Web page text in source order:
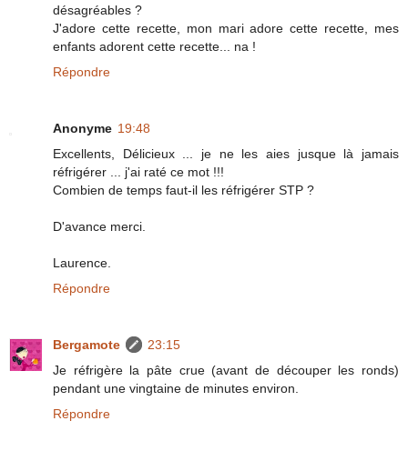
désagréables ?
J'adore cette recette, mon mari adore cette recette, mes
enfants adorent cette recette... na !
Répondre
Anonyme 19:48
Excellents, Délicieux ... je ne les aies jusque là jamais
réfrigérer ... j'ai raté ce mot !!!
Combien de temps faut-il les réfrigérer STP ?
D'avance merci.
Laurence.
Répondre
Bergamote
23:15
Je réfrigère la pâte crue (avant de découper les ronds)
pendant une vingtaine de minutes environ.
Répondre